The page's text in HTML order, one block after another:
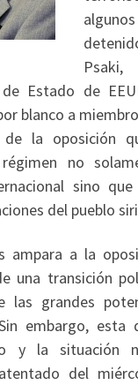
Estado de
blanco a
la oposición
no
sino
del pueblo
ampara a la
una transición
las grandes
embargo, esta
y la situación
del